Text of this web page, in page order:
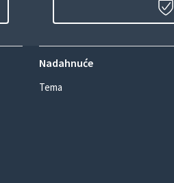
Nadahnuće
Tema